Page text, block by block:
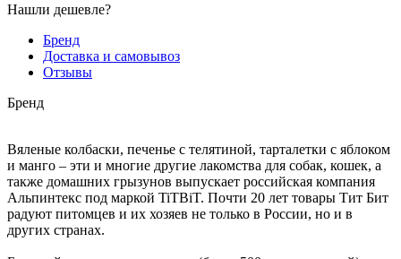
Нашли дешевле?
Бренд
Доставка и самовывоз
Отзывы
Бренд
Вяленые колбаски, печенье с телятиной, тарталетки с яблоком
и манго – эти и многие другие лакомства для собак, кошек, а
также домашних грызунов выпускает российская компания
Альпинтекс под маркой TiTBiT. Почти 20 лет товары Тит Бит
радуют питомцев и их хозяев не только в России, но и в
других странах.